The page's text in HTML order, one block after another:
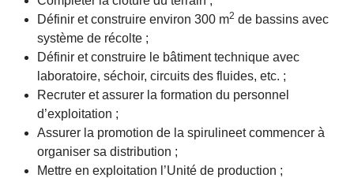
Définir et construire environ 300 m2 de bassins avec
système de récolte ;
Définir et construire le bâtiment technique avec
laboratoire, séchoir, circuits des fluides, etc. ;
Recruter et assurer la formation du personnel
d’exploitation ;
Assurer la promotion de la spirulineet commencer à
organiser sa distribution ;
Mettre en exploitation l’Unité de production ;